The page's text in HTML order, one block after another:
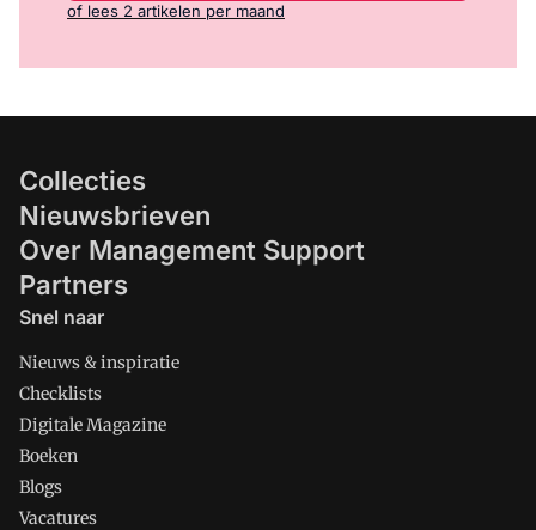
of lees 2 artikelen per maand
Collecties
Nieuwsbrieven
Over Management Support
Partners
Snel naar
Nieuws & inspiratie
Checklists
Digitale Magazine
Boeken
Blogs
Vacatures